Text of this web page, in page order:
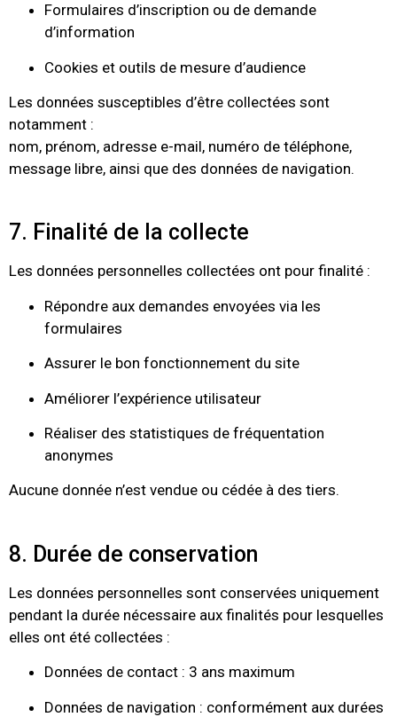
Formulaires d’inscription ou de demande
d’information
Cookies et outils de mesure d’audience
Les données susceptibles d’être collectées sont
notamment :
nom, prénom, adresse e-mail, numéro de téléphone,
message libre, ainsi que des données de navigation.
7. Finalité de la collecte
Les données personnelles collectées ont pour finalité :
Répondre aux demandes envoyées via les
formulaires
Assurer le bon fonctionnement du site
Améliorer l’expérience utilisateur
Réaliser des statistiques de fréquentation
anonymes
Aucune donnée n’est vendue ou cédée à des tiers.
8. Durée de conservation
Les données personnelles sont conservées uniquement
pendant la durée nécessaire aux finalités pour lesquelles
elles ont été collectées :
Données de contact : 3 ans maximum
Données de navigation : conformément aux durées